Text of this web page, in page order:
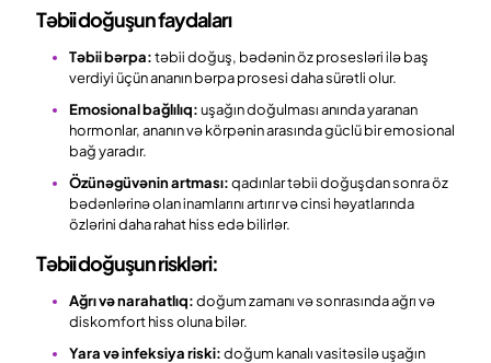
Təbii doğuşun faydaları
Təbii bərpa:təbii doğuş, bədənin öz prosesləri ilə baş
verdiyi üçün ananın bərpa prosesi daha sürətli olur.
Emosional bağlılıq:uşağın doğulması anında yaranan
hormonlar, ananın və körpənin arasında güclü bir emosional
bağ yaradır.
Özünəgüvənin artması:qadınlar təbii doğuşdan sonra öz
bədənlərinə olan inamlarını artırır və cinsi həyatlarında
özlərini daha rahat hiss edə bilirlər.
Təbii doğuşun riskləri:
Ağrı və narahatlıq:doğum zamanı və sonrasında ağrı və
diskomfort hiss oluna bilər.
Yara və infeksiya riski:doğum kanalı vasitəsilə uşağın